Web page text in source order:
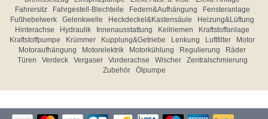
Fahrersitz
Fahrgestell-Blechteile Federn&Aufhängung
Fensteranlage
Fußhebelwerk
Gelenkwelle Heckdeckel&Kastensäule
Heizung&Lüftung
Hinterachse
Hydraulik Innenausstattung Keilriemen
Kraftstoffanlage
Kraftstoffpumpe
Krümmer Kupplung&Getriebe Lenkung Luftfilter
Motor
Motoraufhängung
Motorelektrik Motorkühlung Regulierung
Räder
Türen
Verdeck Vergaser Vorderachse Wischer
Zentralschmierung
Zubehör
Ölpumpe